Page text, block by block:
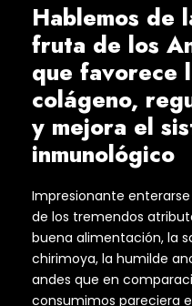
Hablemos de
fruta de los
que favorece
colágeno,
y mejora el
inmunológico
Impresionante
de los tremendos
buena alimentación, la
chirimoya, la humilde
andes que en
consumimos pareciera